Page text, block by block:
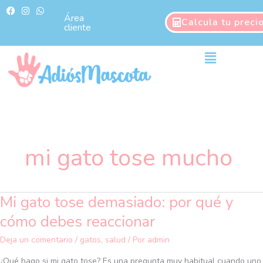
F
a
b
k
I
n
a
g
a
m
W
h
s
p
p
Área
cliente Calcula tu
Main
mi gato tose mucho
Mi gato tose demasiado: por qué y
cómo debes reaccionar
Deja un comentario / gatos, salud / Por admin
Mi
gato
tose
demasiado: